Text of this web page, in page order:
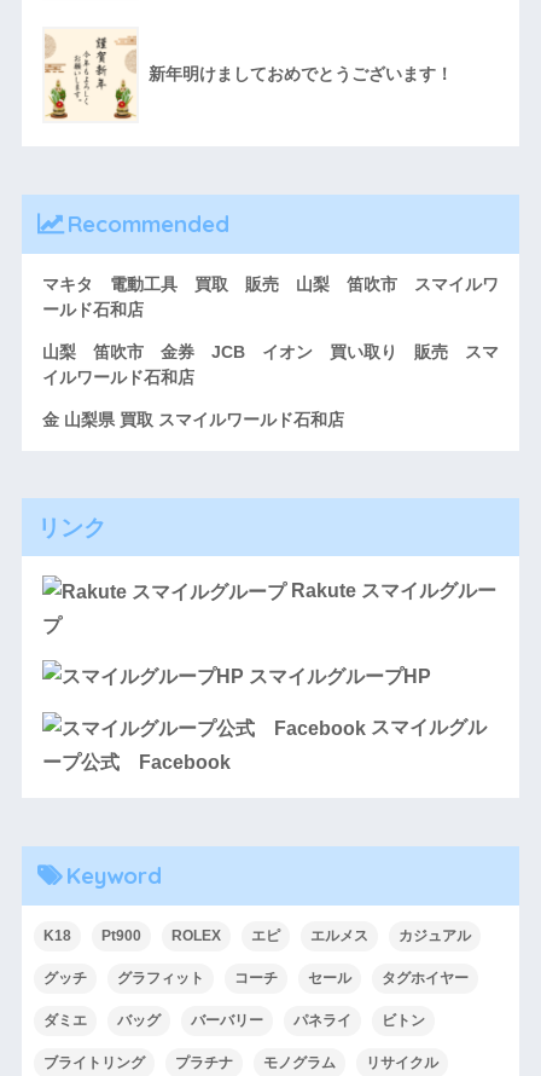
新年明けましておめでとうございます！
Recommended
マキタ 電動工具 買取 販売 山梨 笛吹市 スマイルワ
ールド石和店
山梨 笛吹市 金券 JCB イオン 買い取り 販売 スマ
イルワールド石和店
金 山梨県 買取 スマイルワールド石和店
リンク
Rakute スマイルグルー
プ
スマイルグループHP
スマイルグル
ープ公式 Facebook
Keyword
K18 Pt900 ROLEX エピ エルメス カジュアル
グッチ グラフィット コーチ セール タグホイヤー
ダミエ バッグ バーバリー パネライ ビトン
ブライトリング プラチナ モノグラム リサイクル